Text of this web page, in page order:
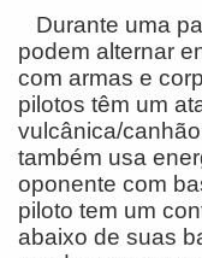
Durante uma
podem alternar
com armas e
pilotos têm um
vulcânica/
também usa
oponente com
piloto tem um
abaixo de suas